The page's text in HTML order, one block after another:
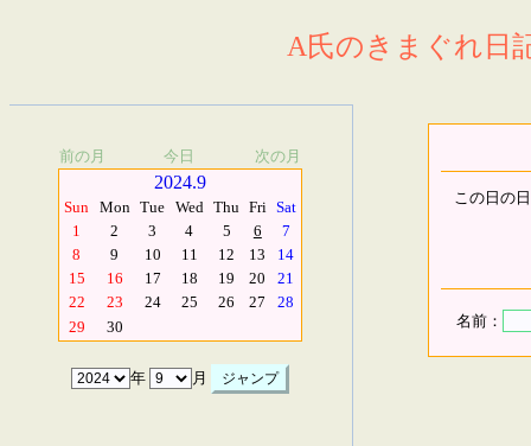
A氏のきまぐれ日
前の月 今日 次の月
2024.9
Sun Mon Tue Wed Thu Fri Sat
1
2 3 4 5 6
7
8
9 10 11 12 13
14
15
16 17 18 19 20
21
22
23 24 25 26 27
28
29
30
年 月
この日の
名前：